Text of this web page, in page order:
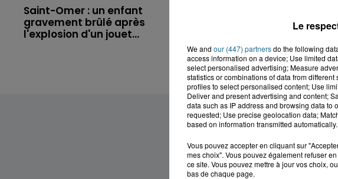
Saint-Omer : un enfant
gravement brûlé après
l'explosion d'un jouet...
accident, Lucas s'en
Le
We and our (447) partnersdo the following
access information on a device; Use limited
select personalised advertising; Measure
statistics or combinations of data from
profiles to select personalised content; Use
Deliver and present advertising and content;
data such as IP address and browsing data
requested; Use precise geolocation data;
based on information transmitted automatically.
Vous pouvez accepter en cliquant sur
mes choix". Vous pouvez également refuser
ce site. Vous pouvez mettre à jour vos choix,
bas de chaque page.